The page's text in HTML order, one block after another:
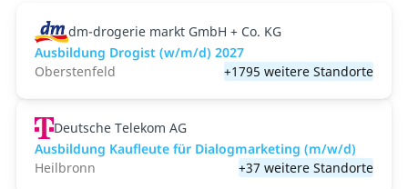
dm-drogerie markt GmbH + Co. KG
Ausbildung Drogist (w/m/d) 2027
Oberstenfeld
+1795 weitere Standorte
Deutsche Telekom AG
Ausbildung Kaufleute für Dialogmarketing (m/w/d)
Heilbronn
+37 weitere Standorte